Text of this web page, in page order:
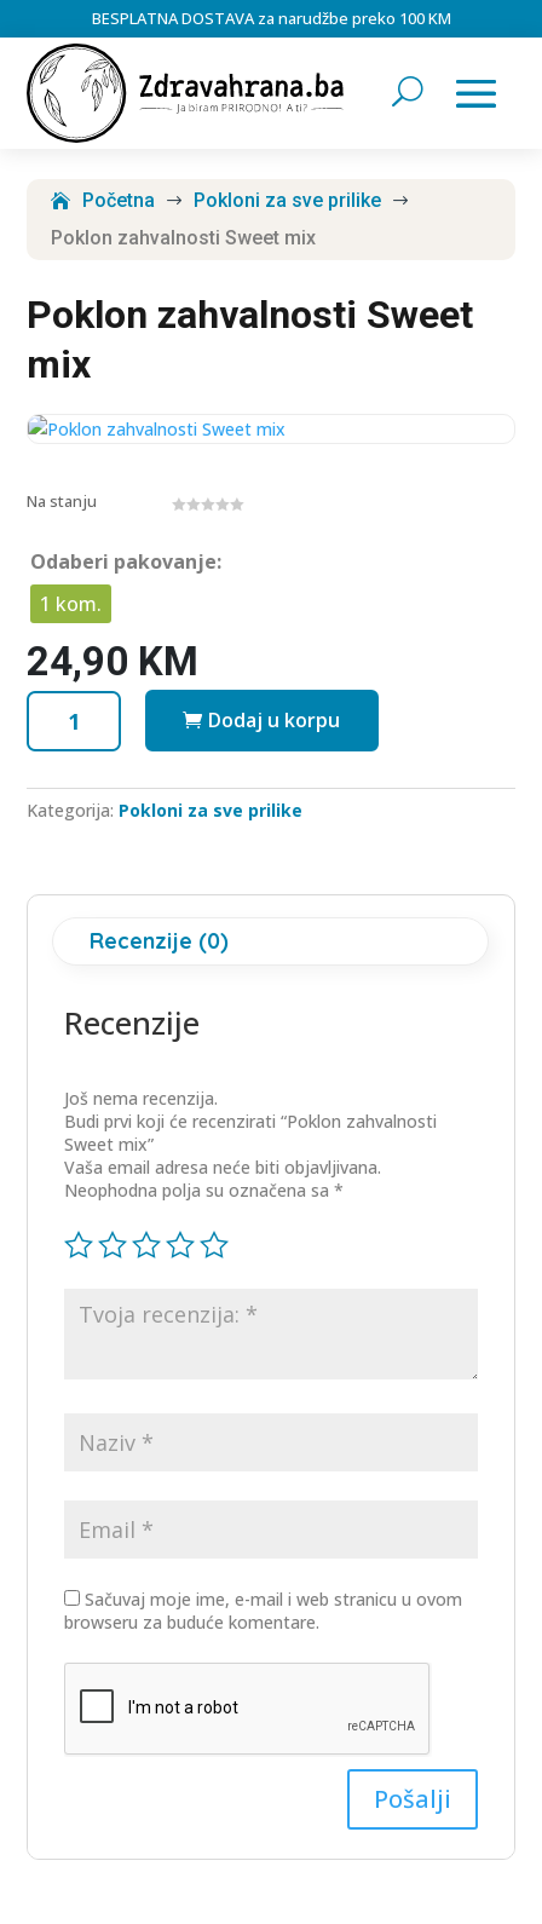
BESPLATNA DOSTAVA za narudžbe preko 100 KM
Početna $ Pokloni za sve prilike $
Poklon zahvalnosti Sweet mix
Poklon zahvalnosti Sweet
mix
Na stanju
t
Odaberi pakovanje:
1 kom.
24,90 KM
Poklon
zahvalnosti
Sweet
mix
količina
Dodaj u korpu
Kategorija: Pokloni za sve prilike
Recenzije (0)
Recenzije
Još nema recenzija.
Budi prvi koji će recenzirati “Poklon zahvalnosti
Sweet mix”
Vaša email adresa neće biti objavljivana.
Neophodna polja su označena sa*
Sačuvaj moje ime, e-mail i web stranicu u ovom
browseru za buduće komentare.